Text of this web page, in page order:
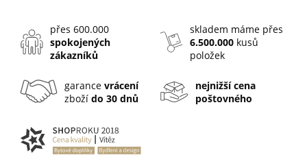
přes 600.000
spokojených
zákazníků
skladem máme přes
6.500.000 kusů
položek
garancevrácení
zbožído 30 dnů
nejnižší cena
poštovného